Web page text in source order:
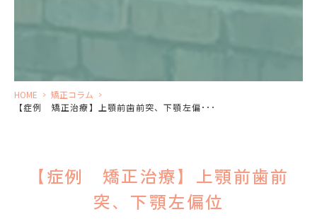
HOME > 矯正コラム >
【症例 矯正治療】上顎前歯前突、下顎左偏･･･
【症例 矯正治療】上顎前歯前
突、下顎左偏位